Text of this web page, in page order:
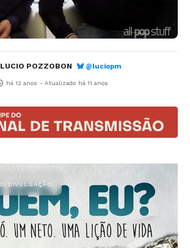
LUCIO POZZOBON @luciopm
há 12 anos - Atualizado há 11 anos